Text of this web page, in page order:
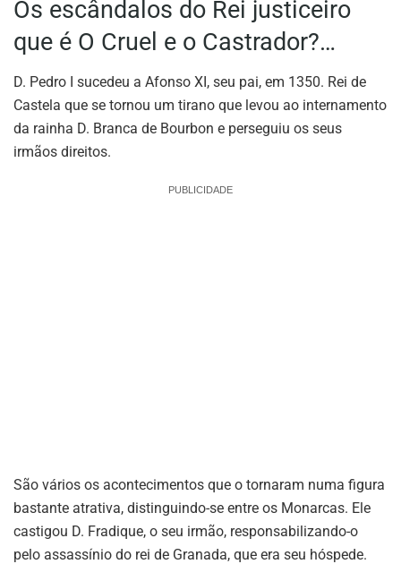
Os escândalos do Rei justiceiro
que é O Cruel e o Castrador?…
D. Pedro I sucedeu a Afonso XI, seu pai, em 1350. Rei de
Castela que se tornou um tirano que levou ao internamento
da rainha D. Branca de Bourbon e perseguiu os seus
irmãos direitos.
PUBLICIDADE
São vários os acontecimentos que o tornaram numa figura
bastante atrativa, distinguindo-se entre os Monarcas. Ele
castigou D. Fradique, o seu irmão, responsabilizando-o
pelo assassínio do rei de Granada, que era seu hóspede.